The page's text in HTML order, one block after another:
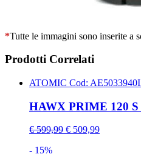
*Tutte le immagini sono inserite a
Prodotti Correlati
ATOMIC Cod:
HAWX PRIME 120 S
€ 599,99 € 509,99
- 15%